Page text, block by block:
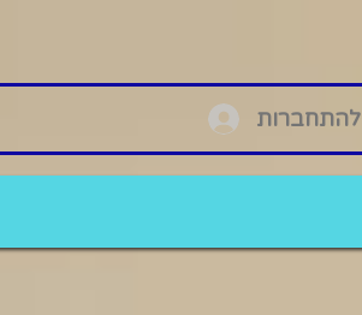
להתחברות